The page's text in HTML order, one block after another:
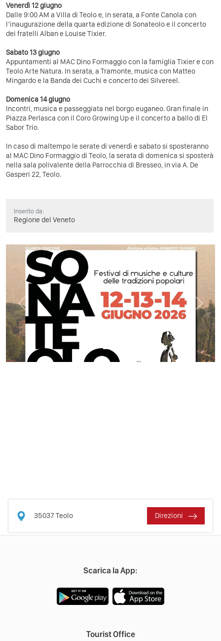
Venerdì 12 giugno
Dalle 9:00 AM a Villa di Teolo e, in serata, a Fonte Canola con
l’inaugurazione della quarta edizione di Sonateolo e il concerto
dei fratelli Alban e Louise Tixier.
Sabato 13 giugno
Appuntamenti al MAC Dino Formaggio con la famiglia Tixier e con
Teolo Arte Natura. In serata, a Tramonte, musica con Matteo
Mingardo e la Banda dei Cuchi e concerto dei Silvereel.
Domenica 14 giugno
Incontri, musica e passeggiata nel borgo euganeo. Gran finale in
Piazza Perlasca con il Coro Growing Up e il concerto a ballo di El
Sabor Trio.
In caso di maltempo le serate di venerdì e sabato si sposteranno
al MAC Dino Formaggio di Teolo, la serata di domenica si sposterà
nella sala polivalente della Parrocchia di Bresseo, in via A. De
Gasperi 22, Teolo.
Inserito da:
Regione del Veneto
Previous Next
35037 Teolo Direzioni
Scarica la App:
Tourist Office